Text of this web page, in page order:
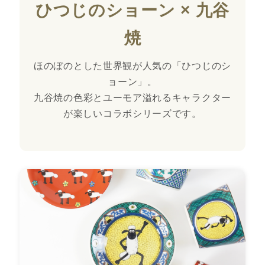
ひつじのショーン × 九谷
焼
ほのぼのとした世界観が人気の「ひつじのシ
ョーン」。
九谷焼の色彩とユーモア溢れるキャラクター
が楽しいコラボシリーズです。